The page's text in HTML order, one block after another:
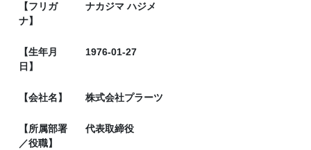
【フリガ
ナ】
ナカジマ ハジメ
【生年月
日】
1976-01-27
【会社名】 株式会社プラーツ
【所属部署
／役職】
代表取締役